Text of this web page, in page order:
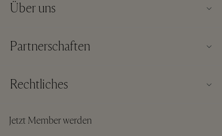
Über uns
Impressum
Karriere
Partnerschaften
Gruppenbuchung
Rechtliches
Allgemeine Geschäftsbedingungen für Membership
Jetzt Member werden